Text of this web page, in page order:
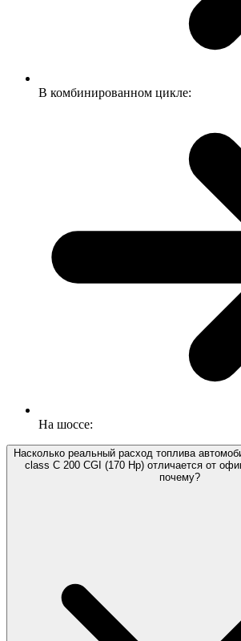
В комбинированном цикле:
На шоссе:
Насколько реальный расход топлива
class C 200 CGI (170 Hp) отличается от
почему?